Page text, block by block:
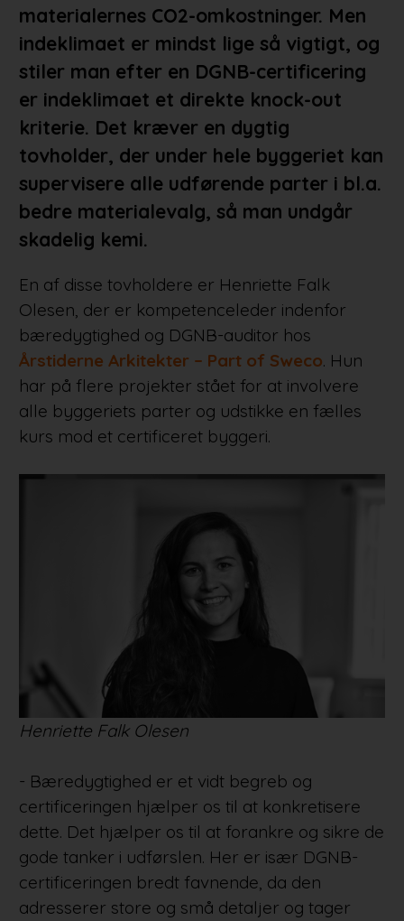
materialernes CO2-omkostninger. Men
indeklimaet er mindst lige så vigtigt, og
stiler man efter en DGNB-certificering
er indeklimaet et direkte knock-out
kriterie. Det kræver en dygtig
tovholder, der under hele byggeriet kan
supervisere alle udførende parter i bl.a.
bedre materialevalg, så man undgår
skadelig kemi.
En af disse tovholdere er Henriette Falk
Olesen, der er kompetenceleder indenfor
bæredygtighed og DGNB-auditor hos
Årstiderne Arkitekter – Part of Sweco. Hun
har på flere projekter stået for at involvere
alle byggeriets parter og udstikke en fælles
kurs mod et certificeret byggeri.
Henriette Falk Olesen
- Bæredygtighed er et vidt begreb og
certificeringen hjælper os til at konkretisere
dette. Det hjælper os til at forankre og sikre de
gode tanker i udførslen. Her er især DGNB-
certificeringen bredt favnende, da den
adresserer store og små detaljer og tager